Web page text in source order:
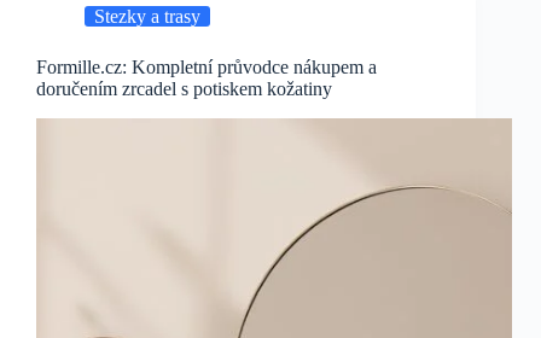
Stezky a trasy
Formille.cz: Kompletní průvodce nákupem a
doručením zrcadel s potiskem kožatiny